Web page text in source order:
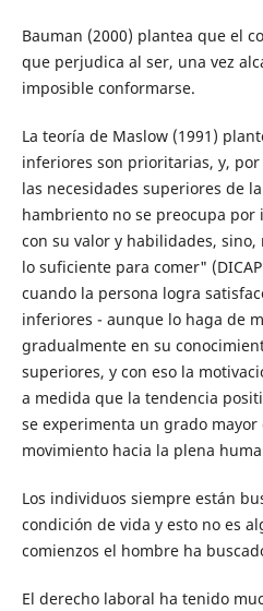
Bauman (2000) plantea que el
que perjudica al ser, una vez
imposible conformarse.
La teoría de Maslow (1991)
inferiores son prioritarias, y,
las necesidades superiores de
hambriento no se preocupa por
con su valor y habilidades,
lo suficiente para comer"
cuando la persona logra
inferiores - aunque lo haga de
gradualmente en su
superiores, y con eso la
a medida que la tendencia
se experimenta un grado
movimiento hacia la plena
Los individuos siempre están
condición de vida y esto no es
comienzos el hombre ha
El derecho laboral ha tenido